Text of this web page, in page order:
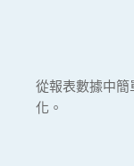
從報表數據中
化。